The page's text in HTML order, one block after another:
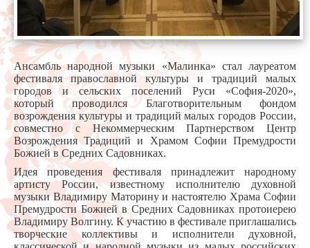
Ансамбль народной музыки «Малинка» стал лауреатом
фестиваля православной культуры и традиций малых
городов и сельских поселений Руси «София-2020»,
который проводился Благотворительным фондом
возрождения культуры и традиций малых городов России,
совместно с Некоммерческим Партнерством Центр
Возрождения Традиций и Храмом Софии Премудрости
Божией в Средних Садовниках.
Идея проведения фестиваля принадлежит народному
артисту России, известному исполнителю духовной
музыки Владимиру Маторину и настоятелю Храма Софии
Премудрости Божией в Средних Садовниках протоиерею
Владимиру Волгину. К участию в фестивале приглашались
творческие коллективы и исполнители духовной,